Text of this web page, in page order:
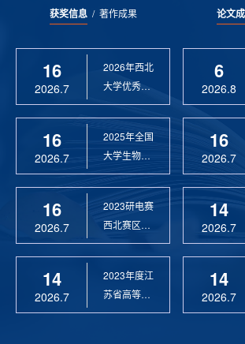
获奖信息/ 著作成果
16
2026.7
2026年西北
大学优秀硕
士论文指导
16
2026.7
2025年全国
大学生物联
网设计竞赛
16
2026.7
2023研电赛
西北赛区优
秀指导教师
14
2026.7
2023年度江
苏省高等学
校科学技术
论文
6
2026.8
16
2026.7
14
2026.7
14
2026.7